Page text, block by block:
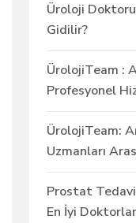
Üroloji
Gidilir?
ÜrolojiTeam :
Profesyonel
ÜrolojiTeam:
Uzmanları
Prostat
En İyi